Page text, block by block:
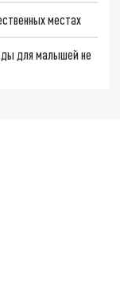
местах
для малышей не